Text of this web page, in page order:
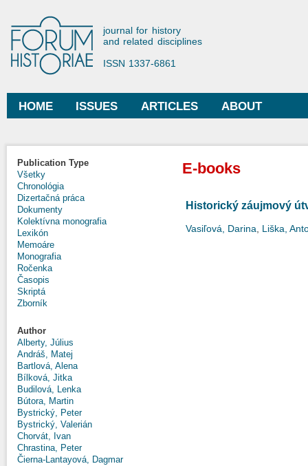
Forum Historiae
journal for history
and related disciplines
ISSN 1337-6861
Main menu
HOME ISSUES ARTICLES ABOUT
Publication Type
Všetky
Chronológia
Dizertačná práca
Dokumenty
Kolektívna monografia
Lexikón
Memoáre
Monografia
Ročenka
Časopis
Skriptá
Zborník
Author
Alberty, Július
Andráš, Matej
Bartlová, Alena
Bílková, Jitka
Budilová, Lenka
Bútora, Martin
Bystrický, Peter
Bystrický, Valerián
Chorvát, Ivan
Chrastina, Peter
Čierna-Lantayová, Dagmar
E-books
Historický záujmový
Vasiľová, Darina Liška,